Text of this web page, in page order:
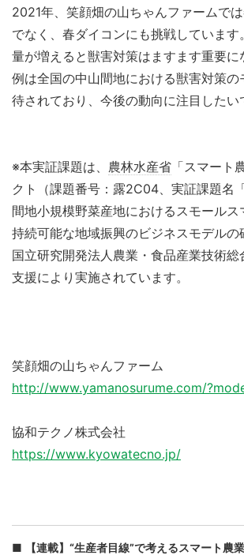
2021年、笑顔畑の山ちゃんファームで
でなく、春ダイコンにも挑戦しています
量が増えると獣害対策はますます重要
例は全国の中山間地における獣害対策の
待されており、今後の動向に注目したい
※本実証課題は、 農林水産省 「スマート
クト（課題番号：露2C04、実証課題名
間地小規模野菜産地におけるスモールス
持続可能な地域振興のビジネスモデルの
国立研究開発法人農業・食品産業技術
支援により実施されています。
笑顔畑の山ちゃんファーム
http://www.yamanosurume.com/
協和テクノ株式会社
https://www.kyowatecno.jp/
【連載】“生産者目線”で考えるスマート農業